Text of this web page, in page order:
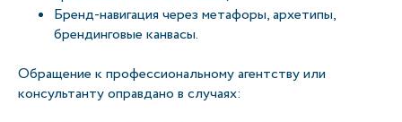
Бренд-навигация через метафоры, архетипы,
брендинговые канвасы.
Обращение к профессиональному агентству или
консультанту оправдано в случаях: